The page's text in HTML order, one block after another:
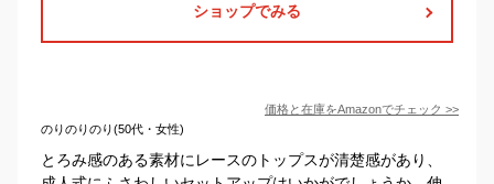
ショップでみる
価格と在庫をAmazonでチェック >>
のりのりのり(50代・女性)
とろみ感のある素材にレースのトップスが清楚感があり、